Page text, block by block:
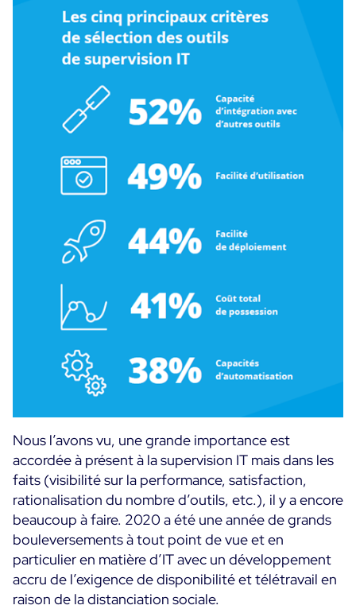
Nous l’avons vu, une grande importance est
accordée à présent à la supervision IT mais dans les
faits (visibilité sur la performance, satisfaction,
rationalisation du nombre d’outils, etc.), il y a encore
beaucoup à faire. 2020 a été une année de grands
bouleversements à tout point de vue et en
particulier en matière d’IT avec un développement
accru de l’exigence de disponibilité et télétravail en
raison de la distanciation sociale.